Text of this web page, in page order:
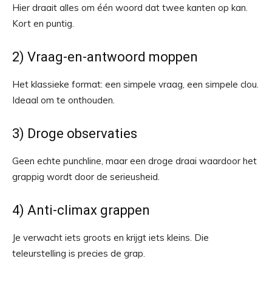
Hier draait alles om één woord dat twee kanten op kan.
Kort en puntig.
2) Vraag-en-antwoord moppen
Het klassieke format: een simpele vraag, een simpele clou.
Ideaal om te onthouden.
3) Droge observaties
Geen echte punchline, maar een droge draai waardoor het
grappig wordt door de serieusheid.
4) Anti-climax grappen
Je verwacht iets groots en krijgt iets kleins. Die
teleurstelling is precies de grap.